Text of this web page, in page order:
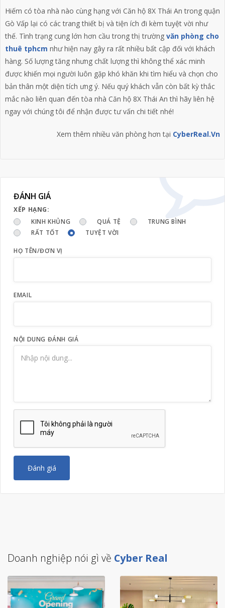
Hiếm có tòa nhà nào cùng hạng với Căn hộ 8X Thái An trong quận
Gò Vấp lại có các trang thiết bị và tiện ích đi kèm tuyệt vời như
thế. Tình trạng cung lớn hơn cầu trong thị trường văn phòng cho
thuê tphcm như hiện nay gây ra rất nhiều bất cập đối với khách
hàng. Số lượng tăng nhưng chất lượng thì không thể xác minh
được khiến mọi người luôn gặp khó khăn khi tìm hiểu và chọn cho
bản thân một diện tích ưng ý. Nếu quý khách vẫn còn bất kỳ thắc
mắc nào liên quan đến tòa nhà Căn hộ 8X Thái An thì hãy liên hệ
ngay với chúng tôi để nhận được tư vấn chi tiết nhé!
Xem thêm nhiều văn phòng hơn tại CyberReal.Vn
ĐÁNH GIÁ
XẾP HẠNG:
KINH KHỦNG
QUÁ TỆ
TRUNG BÌNH
RẤT TỐT
TUYỆT VỜI
HỌ TÊN/ĐƠN VỊ
EMAIL
NỘI DUNG ĐÁNH GIÁ
Đánh giá
Doanh nghiệp nói gì về Cyber Real